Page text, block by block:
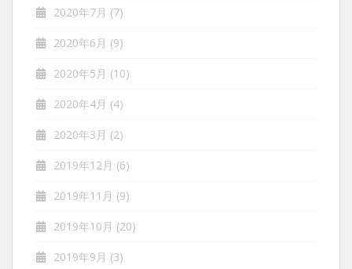
2020年7月 (7)
2020年6月 (9)
2020年5月 (10)
2020年4月 (4)
2020年3月 (2)
2019年12月 (6)
2019年11月 (9)
2019年10月 (20)
2019年9月 (3)